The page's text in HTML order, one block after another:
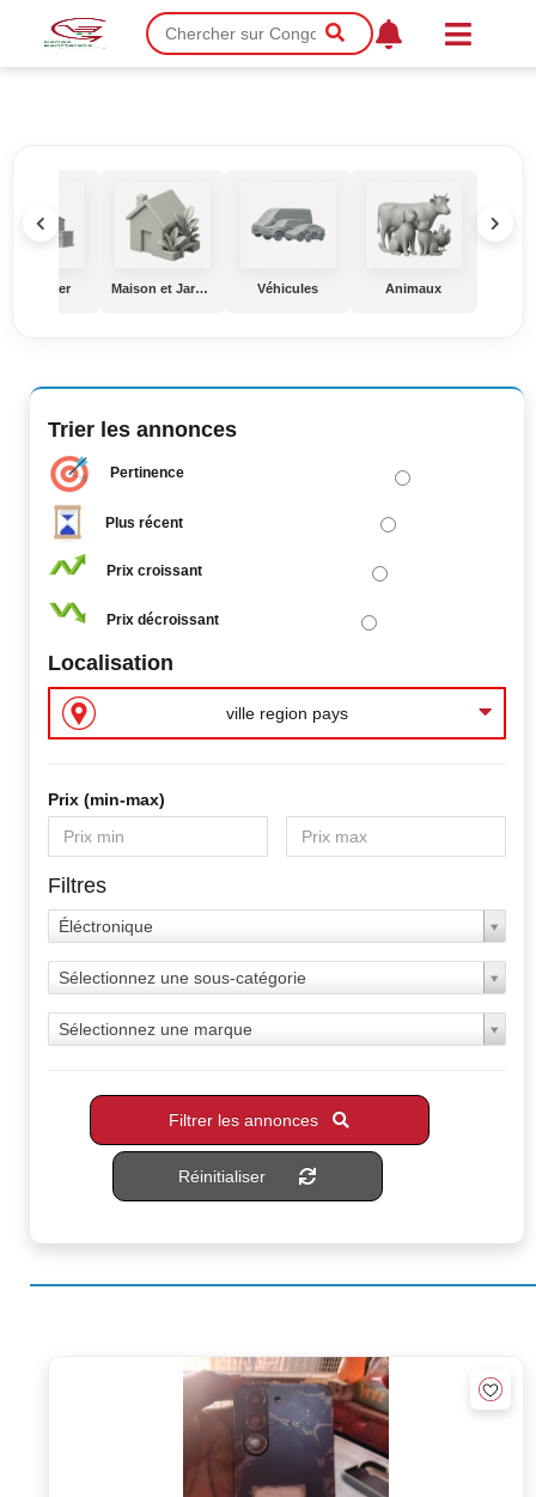
Véhicules Animaux Éducation
Trier les annonces
Pertinence
Plus récent
Prix croissant
Prix décroissant
Localisation
ville region pays
Prix ​​(min-max)
Filtres
Éléctronique
Sélectionnez une sous-catégorie
Sélectionnez une marque
Filtrer les annonces
Réinitialiser